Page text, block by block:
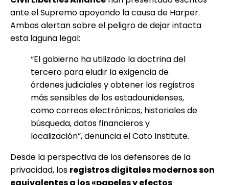
ante el Supremo apoyando la causa de Harper.
Ambas alertan sobre el peligro de dejar intacta
esta laguna legal:
“El gobierno ha utilizado la doctrina del
tercero para eludir la exigencia de
órdenes judiciales y obtener los registros
más sensibles de los estadounidenses,
como correos electrónicos, historiales de
búsqueda, datos financieros y
localización”, denuncia el Cato Institute.
Desde la perspectiva de los defensores de la
privacidad, los registros digitales modernos son